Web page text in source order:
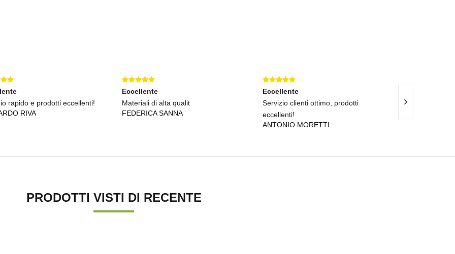
rapido e prodotti eccellenti!
RIVA
Eccellente
Materiali di alta qualit
FEDERICA SANNA
Eccellente
Servizio clienti ottimo, prodotti
eccellenti!
ANTONIO MORETTI
Spedizione
PRODOTTI VISTI DI RECENTE